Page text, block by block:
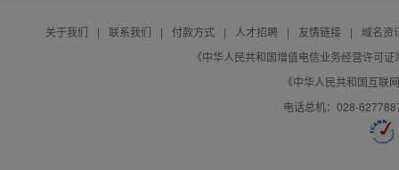
关于我们 | 联系我们 | 付款方式 | 人才招聘 | 友情链接 |
域名资
《中华人民共和国增值电信业务经营许可
《中华人民共和国互联
电话总机：028-